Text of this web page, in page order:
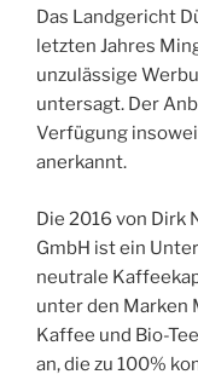
Das Landgericht
letzten Jahres
unzulässige
untersagt. Der
Verfügung
anerkannt.
Die 2016 von Dirk
GmbH ist ein
neutrale
unter den Marken
Kaffee und Bio-
an, die zu 100%